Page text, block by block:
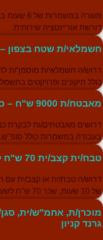
משרה
דורשת אוריינטציה שירותית.
חשמלאי/ת שטח בצפון – 12,000 ש"ח + רכב
דרוש/ה חשמלאי/ת מוסמך/ת
כולל תיקונים ופרויקטים
מאבטח/ת 9000 ש"ח – כל הארץ
בעבודה במשמרות כולל סופ"ש.
טבח/ית קצב/ית 70 ש"ח לשעה בירושלים
דרוש/ה טבח/ית או קצב/ית עם
של 10 שעות, שכר 70 ש"ח לשעה.
מוכרן/ת, אחמ"ש/ית,
גרנד קניון